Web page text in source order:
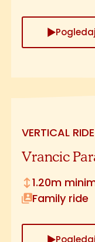
VERTICAL
Vrancic
1.20m
Family ride